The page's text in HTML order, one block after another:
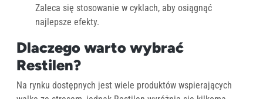
Zaleca się stosowanie w cyklach, aby osiągnąć
najlepsze efekty.
Dlaczego warto wybrać
Restilen?
Na rynku dostępnych jest wiele produktów wspierających